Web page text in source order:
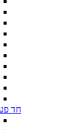
חד